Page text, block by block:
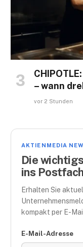
– wann
vor 2 Stunden
AKTIENMEDIA
Die
ins
Erhalten Sie
kompakt per E-
E-Mail-Adresse